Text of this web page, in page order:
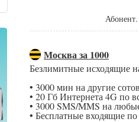
Москва за 1000
Безлимитные исходящие
• 3000 мин на другие
• 20 Гб Интернета 4G по
• 3000 SMS/MMS на
• Бесплатные входящие